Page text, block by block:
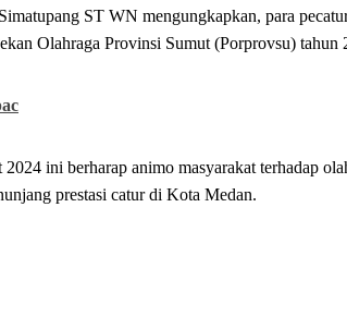
ST WN mengungkapkan, para
Olahraga Provinsi Sumut (Porprovsu) tahun
ini berharap animo masyarakat terhadap
prestasi catur di Kota Medan.